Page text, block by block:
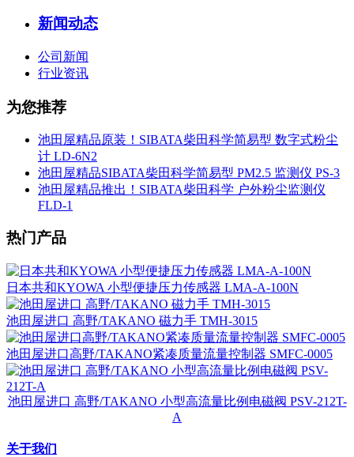
新闻动态
公司新闻
行业资讯
为您推荐
池田屋精品原装！SIBATA柴田科学简易型 数字式粉尘
计 LD-6N2
池田屋精品SIBATA柴田科学简易型 PM2.5 监测仪 PS-3
池田屋精品推出！SIBATA柴田科学 户外粉尘监测仪
FLD-1
热门产品
日本共和KYOWA 小型便捷压力传感器 LMA-A-100N
池田屋进口 高野/TAKANO 磁力手 TMH-3015
池田屋进口高野/TAKANO紧凑质量流量控制器 SMFC-0005
池田屋进口 高野/TAKANO 小型高流量比例电磁阀 PSV-212T-
A
关于我们